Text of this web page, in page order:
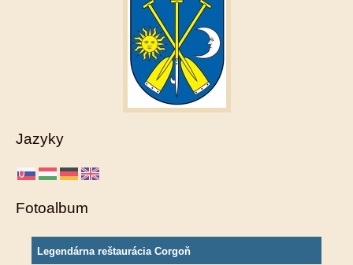
Jazyky
Fotoalbum
Legendárna reštaurácia Corgoň